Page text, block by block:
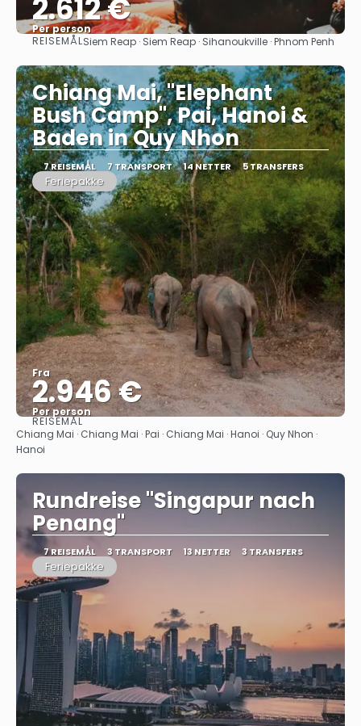
2.612 €
Per person
Se
REISEMÅLSiem Reap · Siem Reap · Sihanoukville · Phnom Penh
Chiang Mai, "Elephant
Bush Camp", Pai, Hanoi &
Baden in Quy Nhon
7 REISEMÅL 7 TRANSPORT 14 NETTER 5 TRANSFERS
Feriepakke
Fra
2.946 €
Per person
Se
REISEMÅL
Chiang Mai · Chiang Mai · Pai · Chiang Mai · Hanoi · Quy Nhon ·
Hanoi
Rundreise "Singapur nach
Penang"
7 REISEMÅL 3 TRANSPORT 13 NETTER 3 TRANSFERS
Feriepakke